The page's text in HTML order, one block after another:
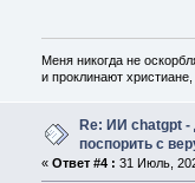
Меня никогда не
и проклинают
Re: ИИ chatgpt
поспорить с
« Ответ #4 : 31 Июль,